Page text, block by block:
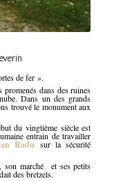
de fer ».
dans des ruines
Dans un des grands
trouvé le monument aux
du vingtième siècle est
entrain de travailler
Radusur la sécurité
son marché et ses petits
des bretzels.